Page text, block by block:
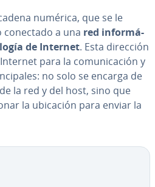
numérica, que se le
conectado a una red in­fo­r­má­
de Internet. Esta dirección
para la co­mu­ni­ca­ción y
no solo se encarga de
la red y del host, sino que
la ubicación para enviar la